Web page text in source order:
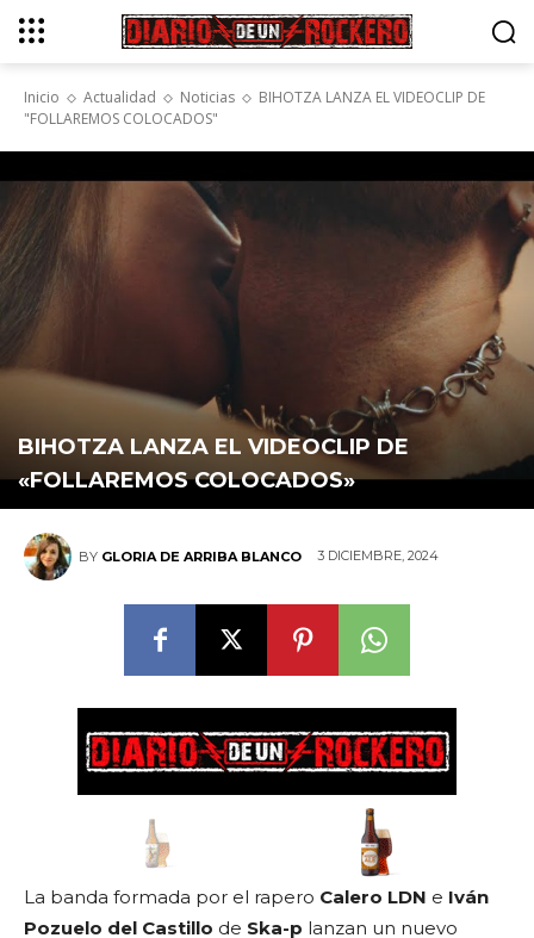
Inicio Actualidad Noticias
BIHOTZA LANZA EL VIDEOCLIP DE
"FOLLAREMOS COLOCADOS"
BIHOTZA LANZA EL VIDEOCLIP DE
«FOLLAREMOS COLOCADOS»
BY GLORIA DE ARRIBA BLANCO 3 DICIEMBRE, 2024
La banda formada por el rapero Calero LDN e Iván
Pozuelo del Castillo de Ska-p lanzan un nuevo